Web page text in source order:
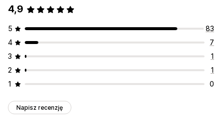
4,9
5
83
4
7
3
1
2
1
1
0
Napisz recenzję